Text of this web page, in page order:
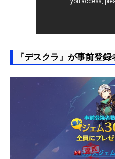
『デスクラ』が事前登録